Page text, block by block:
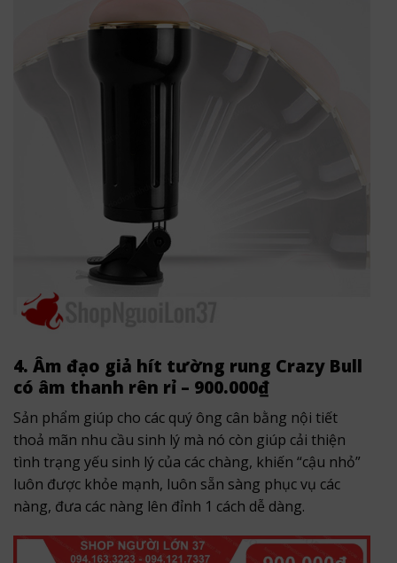
4. Âm đạo giả hít tường rung Crazy Bull
có âm thanh rên rỉ – 900.000₫
Sản phẩm giúp cho các quý ông cân bằng nội tiết
thoả mãn nhu cầu sinh lý mà nó còn giúp cải thiện
tình trạng yếu sinh lý của các chàng, khiến “cậu nhỏ”
luôn được khỏe mạnh, luôn sẵn sàng phục vụ các
nàng, đưa các nàng lên đỉnh 1 cách dễ dàng.